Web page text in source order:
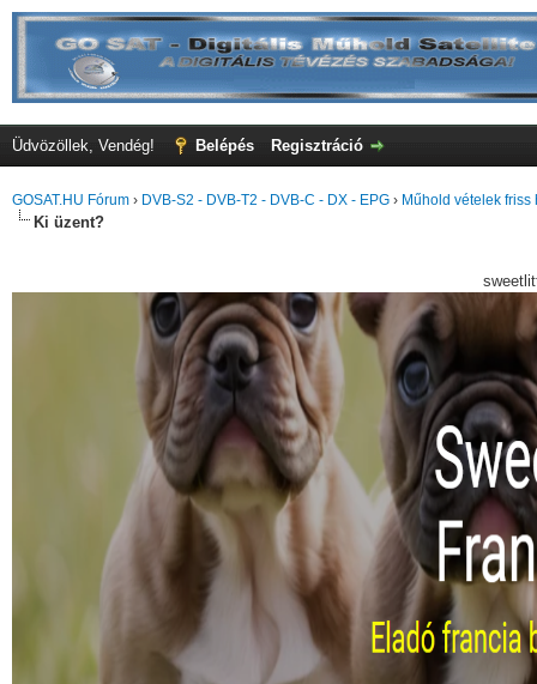
Üdvözöllek, Vendég! Belépés Regisztráció
GOSAT.HU Fórum › DVB-S2 - DVB-T2 - DVB-C - DX - EPG › Műhold vételek friss
Ki üzent?